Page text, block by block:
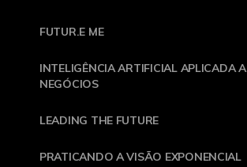
FUTUR.E ME
INTELIGÊNCIA ARTIFICIAL APLICADA A
NEGÓCIOS
LEADING THE FUTURE
PRATICANDO A VISÃO EXPONENCIAL